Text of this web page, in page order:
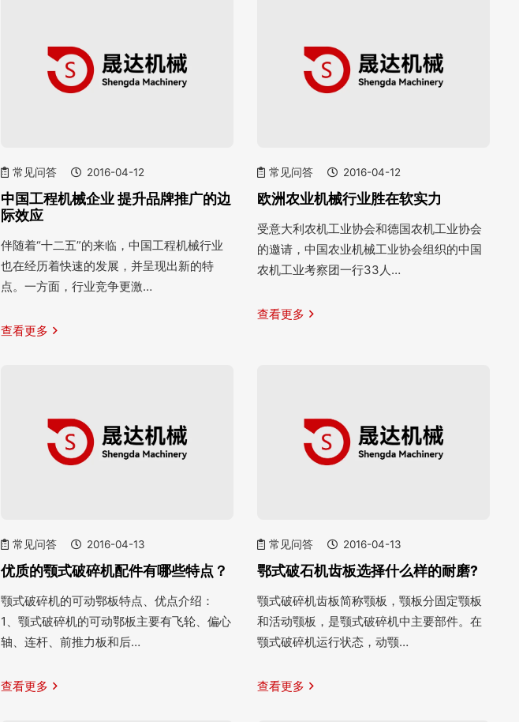
常见问答 2016-04-12
中国工程机械企业 提升品牌推广的边
际效应
伴随着“十二五”的来临，中国工程机械行业
也在经历着快速的发展，并呈现出新的特
点。一方面，行业竞争更激…
查看更多
常见问答 2016-04-12
欧洲农业机械行业胜在软实力
受意大利农机工业协会和德国农机工业协会
的邀请，中国农业机械工业协会组织的中国
农机工业考察团一行33人…
查看更多
常见问答 2016-04-13
优质的颚式破碎机配件有哪些特点？
颚式破碎机的可动鄂板特点、优点介绍：
1、颚式破碎机的可动鄂板主要有飞轮、偏心
轴、连杆、前推力板和后…
查看更多
常见问答 2016-04-13
鄂式破石机齿板选择什么样的耐磨?
颚式破碎机齿板简称颚板，颚板分固定颚板
和活动颚板，是颚式破碎机中主要部件。在
颚式破碎机运行状态，动颚…
查看更多